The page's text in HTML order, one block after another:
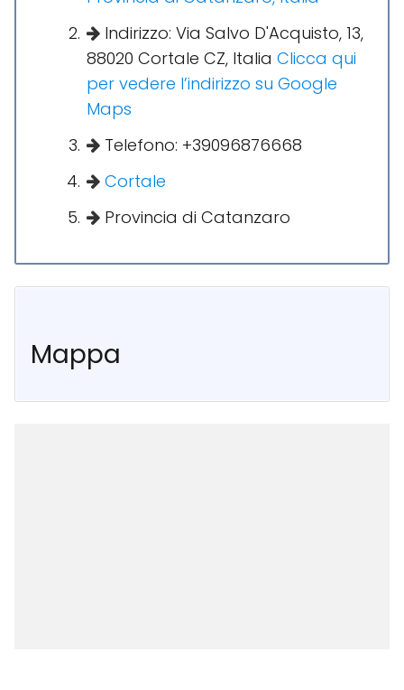
Indirizzo: Via Salvo D'Acquisto, 13,
88020 Cortale CZ, Italia Clicca qui
per vedere l’indirizzo su Google
Maps
Telefono: +39096876668
Cortale
Provincia di Catanzaro
Mappa